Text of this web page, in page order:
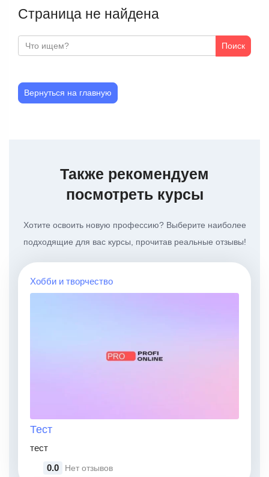
Страница не найдена
Поиск
Вернуться на главную
Также рекомендуем
посмотреть курсы
Хотите освоить новую профессию? Выберите наиболее
подходящие для вас курсы, прочитав реальные отзывы!
Хобби и творчество
Тест
тест
0.0
Нет отзывов